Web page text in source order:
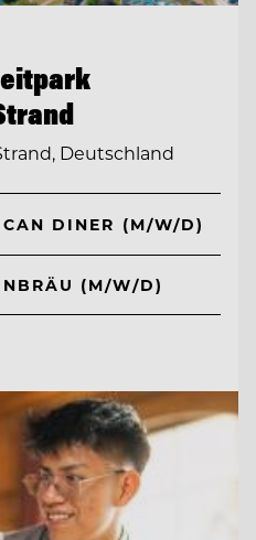
Deutschland
DINER (M/W/D)
(M/W/D)